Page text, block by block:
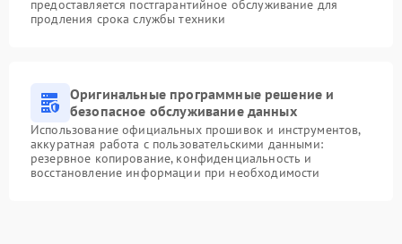
предоставляется постгарантийное обслуживание для
продления срока службы техники
Оригинальные программные решение и
безопасное обслуживание данных
Использование официальных прошивок и инструментов,
аккуратная работа с пользовательскими данными:
резервное копирование, конфиденциальность и
восстановление информации при необходимости